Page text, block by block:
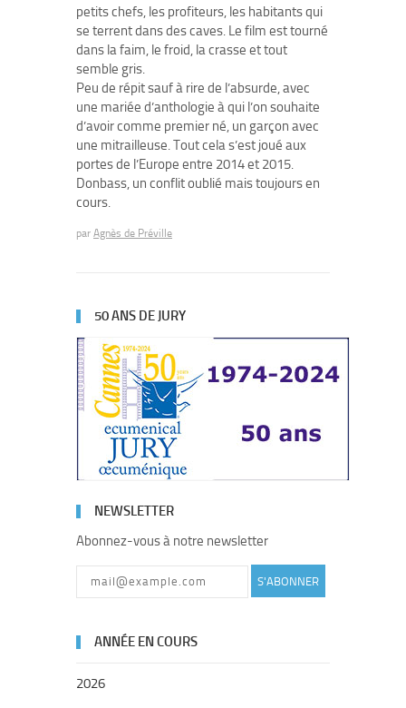
petits chefs, les profiteurs, les habitants qui
se terrent dans des caves. Le film est tourné
dans la faim, le froid, la crasse et tout
semble gris.
Peu de répit sauf à rire de l’absurde, avec
une mariée d’anthologie à qui l’on souhaite
d’avoir comme premier né, un garçon avec
une mitrailleuse. Tout cela s’est joué aux
portes de l’Europe entre 2014 et 2015.
Donbass, un conflit oublié mais toujours en
cours.
par Agnès de Préville
50 ANS DE JURY
NEWSLETTER
Abonnez-vous à notre newsletter
S'ABONNER
ANNÉE EN COURS
2026